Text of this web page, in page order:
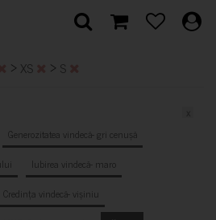
> XS > S
Generozitatea vindecă- gri cenușă
Iubirea vindecă- maro
Credința vindecă- vișiniu